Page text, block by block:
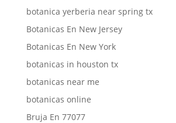
botanica yerberia near spring tx
Botanicas En New Jersey
Botanicas En New York
botanicas in houston tx
botanicas near me
botanicas online
Bruja En 77077